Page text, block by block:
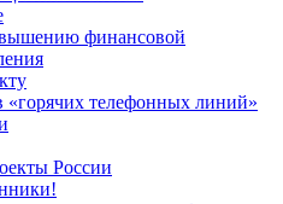
финансовой
«горячих телефонных линий»
России